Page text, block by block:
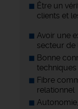
Être un
clients et
Avoir une
secteur de
Bonne
Fibre
relationnel